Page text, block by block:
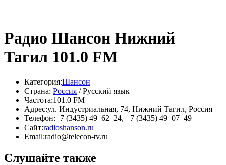
Радио Шансон Нижний
Тагил 101.0 FM
Категория:Шансон
Страна: Россия / Русский язык
Частота:101.0 FM
Адрес:ул. Индустриальная, 74, Нижний Тагил, Россия
Телефон:+7 (3435) 49–62–24, +7 (3435) 49–07–49
Сайт:radioshanson.ru
Email:radio@telecon-tv.ru
Слушайте также